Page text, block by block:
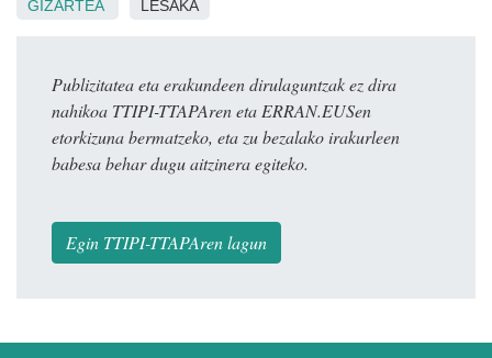
GIZARTEA LESAKA
Publizitatea eta erakundeen dirulaguntzak ez dira
nahikoa TTIPI-TTAPAren eta ERRAN.EUSen
etorkizuna bermatzeko, eta zu bezalako irakurleen
babesa behar dugu aitzinera egiteko.
Egin TTIPI-TTAPAren lagun